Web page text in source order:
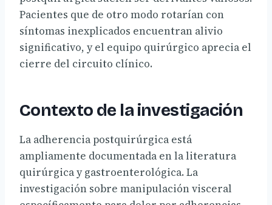
Pacientes que de otro modo rotarían con
síntomas inexplicados encuentran alivio
significativo, y el equipo quirúrgico aprecia el
cierre del circuito clínico.
Contexto de la investigación
La adherencia postquirúrgica está
ampliamente documentada en la literatura
quirúrgica y gastroenterológica. La
investigación sobre manipulación visceral